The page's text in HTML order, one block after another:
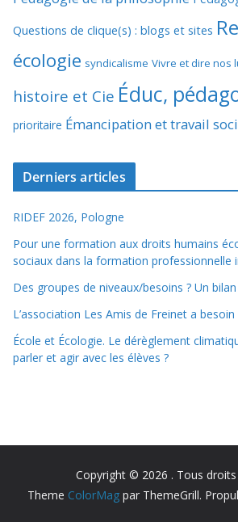
Questions de clique(s) : blogs et sites
écologie syndicalisme Vivre et dire nos
histoire et Cie Éduc,
prioritaire Émancipation et travail
Derniers articles
RIDEF 2026, Pologne
Pour une formation aux droits humains
sociaux dans la formation professionnelle
Des groupes de niveaux/besoins ? Un bilan
L’association Les Amis de Freinet a
École et Écologie. Le dérèglement
parler et agir avec les élèves ?
Copyright © 2026 . Tous
Theme ColorMag par ThemeGrill.